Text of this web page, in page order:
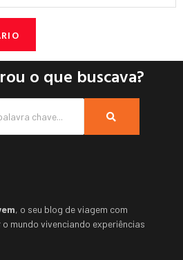
o que buscava?
, o seu blog de viagem com
mundo vivenciando experiências